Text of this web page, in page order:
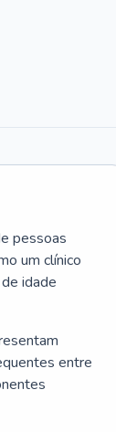
pessoas
um clínico
idade
entre